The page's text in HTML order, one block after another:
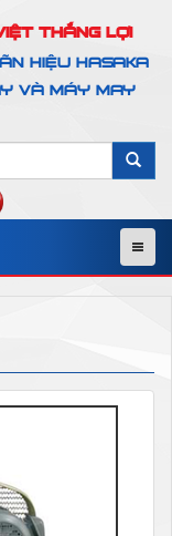
THẮNG LỢI
HIỆU HASAKA
VÀ MÁY MAY
Menu